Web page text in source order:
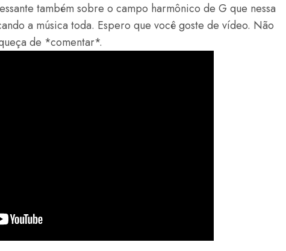
também sobre o campo harmônico de G que nessa
a música toda. Espero que você goste de vídeo. Não
de *comentar*.